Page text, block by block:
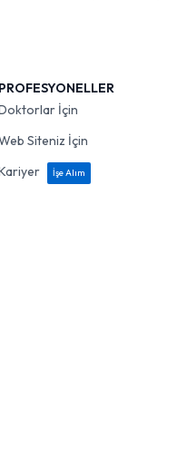
PROFESYONELLER
İçin
Siteniz İçin
İşe Alım